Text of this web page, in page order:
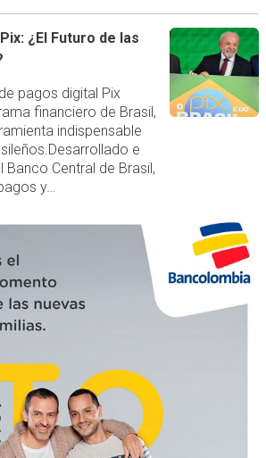
¿El Futuro de las
pagos digital Pix
financiero de Brasil,
indispensable
e
Central de Brasil,
y…